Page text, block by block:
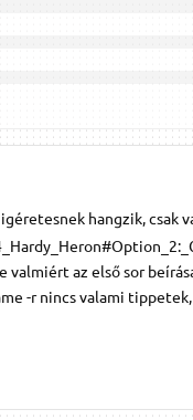
hangzik, csak
az első sor
-r nincs valami